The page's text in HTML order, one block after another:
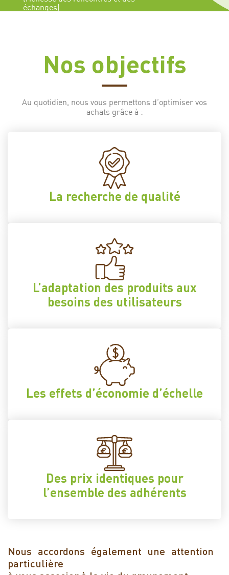
échanges).
Nos objectifs
Au quotidien, nous vous permettons d’optimiser vos
achats grâce à :
La recherche de qualité
L’adaptation des produits aux
besoins des utilisateurs
Les effets d’économie d’échelle
Des prix identiques pour
l’ensemble des adhérents
Nous accordons également une attention
particulière